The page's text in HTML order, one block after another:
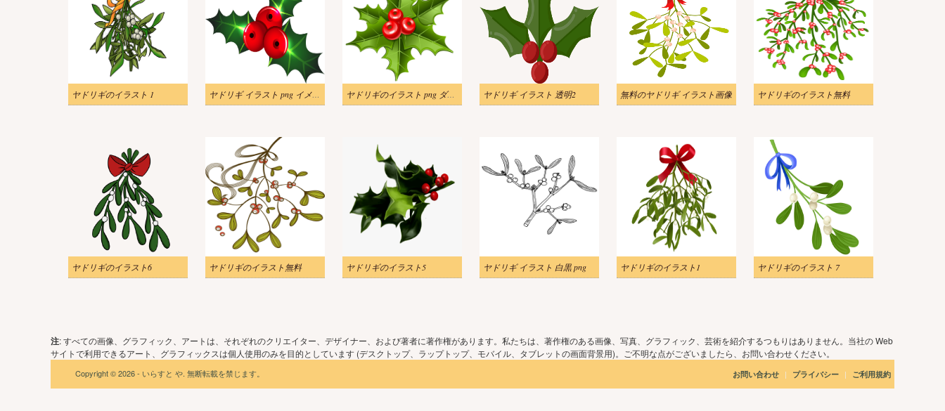
ヤドリギのイラスト 1 ヤドリギ イラスト png イメージ ヤドリギのイラスト png ダウンロード ヤドリギ イラスト 透明2 無料のヤドリギ イラスト画像 ヤドリギのイラスト無料
ヤドリギのイラスト6 ヤドリギのイラスト無料 ヤドリギのイラスト5 ヤドリギ イラスト 白黒 png ヤドリギのイラスト1 ヤドリギのイラスト 7
注: すべての画像、グラフィック、アートは、それぞれのクリエイター、デザイナー、および著者に著作権があります。私たちは、著作権のある画像、写真、グラフィック、芸術を紹介するつもりはありません。当社の Web
サイトで利用できるアート、グラフィックスは個人使用のみを目的としています (デスクトップ、ラップトップ、モバイル、タブレットの画面背景用)。ご不明な点がございましたら、お問い合わせください。
Copyright © 2026 - いらすと や. 無断転載を禁じます。 お問い合わせ | プライバシー | ご利用規約